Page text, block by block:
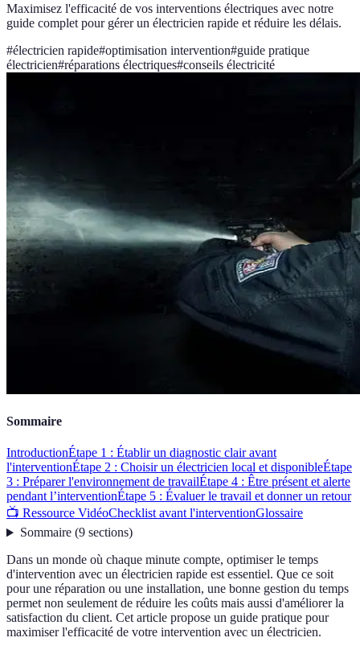
Maximisez l'efficacité de vos interventions électriques avec notre
guide complet pour gérer un électricien rapide et réduire les délais.
#électricien rapide#optimisation intervention#guide pratique
électricien#réparations électriques#conseils électricité
Sommaire
IntroductionÉtape 1 : Établir un diagnostic clair avant
l'interventionÉtape 2 : Choisir un électricien local et disponibleÉtape
3 : Préparer l'environnement de travailÉtape 4 : Être présent et alerte
pendant l’interventionÉtape 5 : Évaluer le travail et donner un retour
📺 Ressource VidéoChecklist avant l'interventionGlossaire
Sommaire(9 sections)
Dans un monde où chaque minute compte, optimiser le temps
d'intervention avec un électricien rapide est essentiel. Que ce soit
pour une réparation ou une installation, une bonne gestion du temps
permet non seulement de réduire les coûts mais aussi d'améliorer la
satisfaction du client. Cet article propose un guide pratique pour
maximiser l'efficacité de votre intervention avec un électricien.